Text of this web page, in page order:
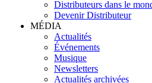
Distributeurs dans le
Devenir Distributeur
MÉDIA
Actualités
Événements
Musique
Newsletters
Actualités archivées